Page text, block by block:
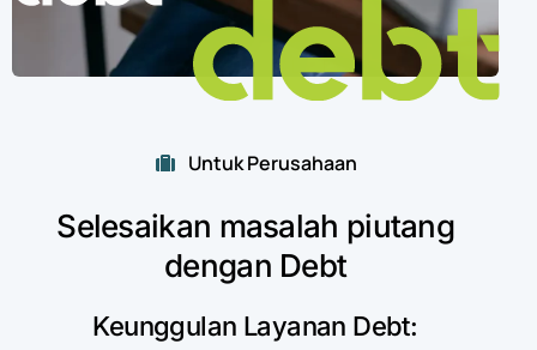
Untuk Perusahaan
Selesaikan masalah piutang
dengan Debt
Keunggulan Layanan Debt: